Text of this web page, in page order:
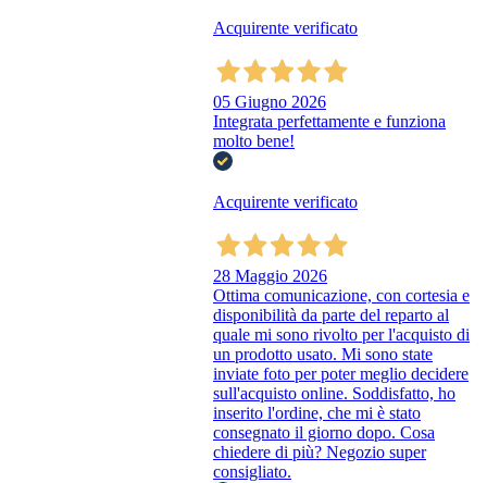
Acquirente verificato
05 Giugno 2026
Integrata perfettamente e funziona
molto bene!
Acquirente verificato
28 Maggio 2026
Ottima comunicazione, con cortesia e
disponibilità da parte del reparto al
quale mi sono rivolto per l'acquisto di
un prodotto usato. Mi sono state
inviate foto per poter meglio decidere
sull'acquisto online. Soddisfatto, ho
inserito l'ordine, che mi è stato
consegnato il giorno dopo. Cosa
chiedere di più? Negozio super
consigliato.